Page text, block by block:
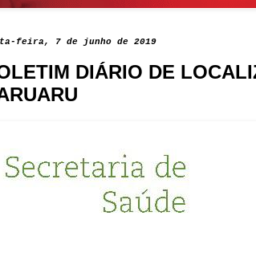
feira, 7 de junho de 2019
DIÁRIO DE